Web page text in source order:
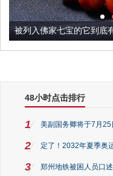
被列入佛家七宝的它到底
48小时点击排行
1 美副国务卿将于7月
2 定了！2032年夏季奥
3 郑州地铁被困人员口